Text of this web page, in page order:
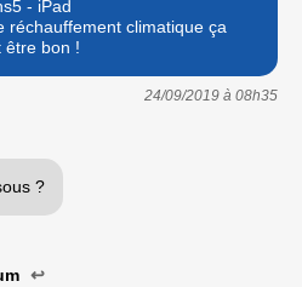
- iPad
réchauffement climatique ça
être bon !
24/09/2019 à 08h35
?
↩